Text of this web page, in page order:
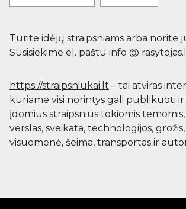
Turite idėjų straipsniams arba norite
Susisiekime el. paštu info @
https://straipsniukai.lt – tai atviras
kuriame visi norintys gali publikuoti
įdomius straipsnius tokiomis
verslas, sveikata, technologijos,
visuomenė, šeima, transportas ir